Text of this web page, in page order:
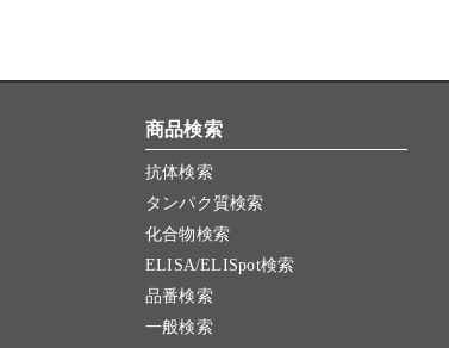
商品検索
抗体検索
タンパク質検索
化合物検索
ELISA/ELISpot検索
品番検索
一般検索